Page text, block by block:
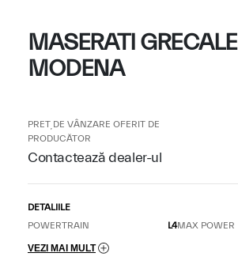
MASERATI GRECALE
MODENA
PREȚ DE VÂNZARE OFERIT DE
PRODUCĂTOR
Contactează dealer-ul
DETALIILE
POWERTRAIN
L4MAX POWER
VEZI MAI MULT